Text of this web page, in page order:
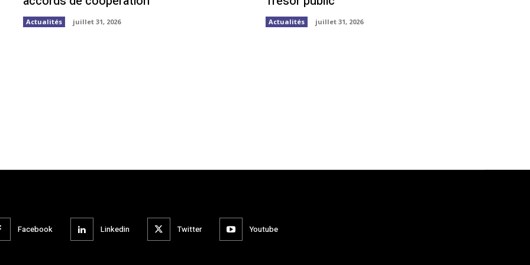
Actualités juillet 31, 2026 Actualités juillet 31, 2026
Facebook Linkedin Twitter Youtube